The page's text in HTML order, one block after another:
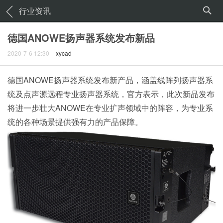
行业资讯
德国ANOWE扬声器系统发布新品
2020-7-6 12:30 xycad
德国ANOWE扬声器系统发布新产品，涵盖线阵列扬声器系
统及点声源远程专业扬声器系统，官方表示，此次新品发布
将进一步壮大ANOWE在专业扩声领域中的阵容，为专业系
统的各种场景提供强有力的产品保障。